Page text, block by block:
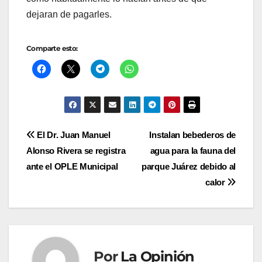
dejaran de pagarles.
Comparte esto:
Navegación
de
Instalan bebederos de
agua para la fauna del
parque Juárez debido al
calor
El Dr. Juan Manuel
Alonso Rivera se registra
ante el OPLE Municipal
Por La Opinión